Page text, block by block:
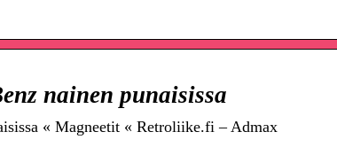
nainen punaisissa
« Magneetit « Retroliike.fi – Admax